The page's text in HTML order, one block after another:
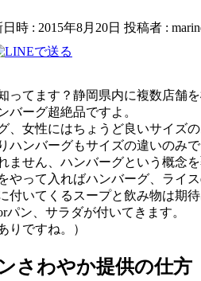
時 : 2015年8月20日 投稿者 :
ってます？静岡県内に複数店舗
バーグ超絶品ですよ。
、女性にはちょうど良いサイズ
ハンバーグもサイズの違いのみで
ません、ハンバーグという概念を
やって入ればハンバーグ、ライ
付いてくるスープと飲み物は期待
ン、サラダが付いてきます。
りですね。）
さわやか提供の仕方